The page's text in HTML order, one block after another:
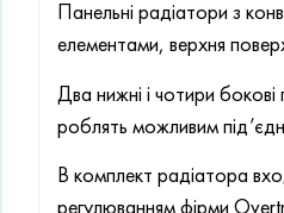
Панельні радіатори з
елементами, верхня
Два нижні і чотири
роблять можливим
В комплект радіатора
регулюванням фірми